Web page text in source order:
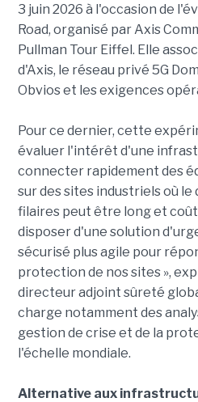
3 juin 2026 à l'occasion de
Road, organisé par Axis
Pullman Tour Eiffel. Elle
d'Axis, le réseau privé 5G
Obvios et les exigences
Pour ce dernier, cette
évaluer l'intérêt d'une
connecter rapidement des
sur des sites industriels où
filaires peut être long et
disposer d'une solution
sécurisé plus agile pour
protection de nos sites »,
directeur adjoint sûreté
charge notamment des
gestion de crise et de la
l'échelle mondiale.
Alternative aux